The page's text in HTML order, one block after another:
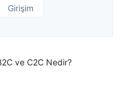
Girişim
ve C2C Nedir?